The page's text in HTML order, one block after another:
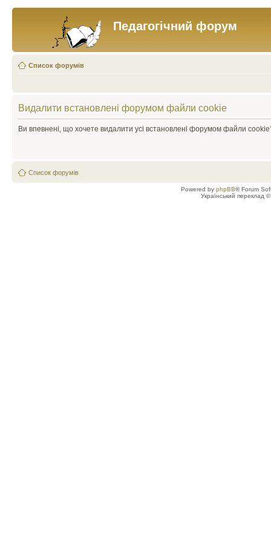
Педагогічний форум
Список форумів
Видалити встановлені форумом файли cookie
Ви впевнені, що хочете видалити усі встановлені форумом файли
Список форумів
Powered by phpBB® Forum
Український переклад